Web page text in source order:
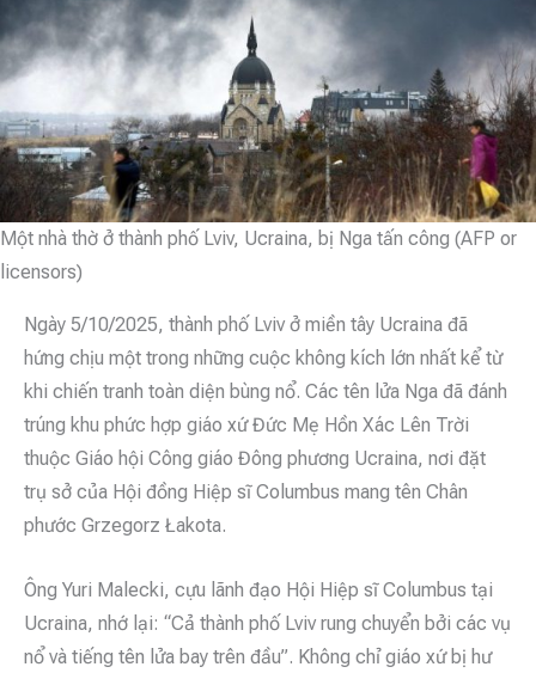
Một nhà thờ ở thành phố Lviv, Ucraina, bị Nga tấn công (AFP or
licensors)
Ngày 5/10/2025, thành phố Lviv ở miền tây Ucraina đã
hứng chịu một trong những cuộc không kích lớn nhất kể từ
khi chiến tranh toàn diện bùng nổ. Các tên lửa Nga đã đánh
trúng khu phức hợp giáo xứ Đức Mẹ Hồn Xác Lên Trời
thuộc Giáo hội Công giáo Đông phương Ucraina, nơi đặt
trụ sở của Hội đồng Hiệp sĩ Columbus mang tên Chân
phước Grzegorz Łakota.
Ông Yuri Malecki, cựu lãnh đạo Hội Hiệp sĩ Columbus tại
Ucraina, nhớ lại: “Cả thành phố Lviv rung chuyển bởi các vụ
nổ và tiếng tên lửa bay trên đầu”. Không chỉ giáo xứ bị hư